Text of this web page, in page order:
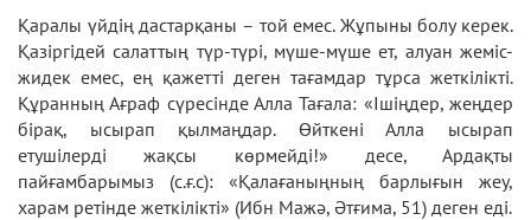
Қаралы үйдің дастарқаны – той емес. Жұпыны болу керек.
Қазіргідей салаттың түр-түрі, мүше-мүше ет, алуан жеміс-
жидек емес, ең қажетті деген тағамдар тұрса жеткілікті.
Құранның Ағраф сүресінде Алла Тағала: «Ішіңдер, жеңдер
бірақ, ысырап қылмаңдар. Өйткені Алла ысырап
етушілерді жақсы көрмейді!» десе, Ардақты
пайғамбарымыз (с.ғ.с): «Қалағаныңның барлығын жеу,
харам ретінде жеткілікті» (Ибн Мажә, Әтғима, 51) деген еді.